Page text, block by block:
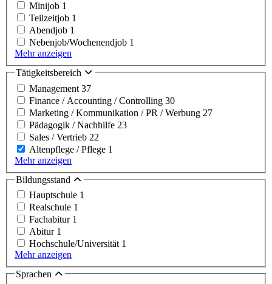
Minijob 1
Teilzeitjob 1
Abendjob 1
Nebenjob/Wochenendjob 1
Mehr anzeigen
Tätigkeitsbereich
Management 37
Finance / Accounting / Controlling 30
Marketing / Kommunikation / PR / Werbung 27
Pädagogik / Nachhilfe 23
Sales / Vertrieb 22
Altenpflege / Pflege 1
Mehr anzeigen
Bildungsstand
Hauptschule 1
Realschule 1
Fachabitur 1
Abitur 1
Hochschule/Universität 1
Mehr anzeigen
Sprachen